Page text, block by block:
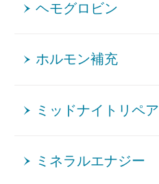
ヘモグロビン
ホルモン補充
ミッドナイトリペア
ミネラルエナジー